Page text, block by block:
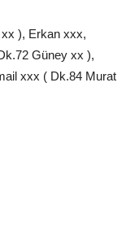
), Erkan xxx,
Güney xx ),
xxx ( Dk.84 Murat